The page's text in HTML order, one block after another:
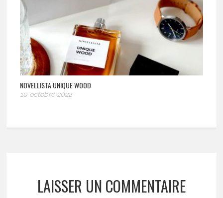
NOVELLISTA UNIQUE WOOD
10 octobre 2022
LAISSER UN COMMENTAIRE